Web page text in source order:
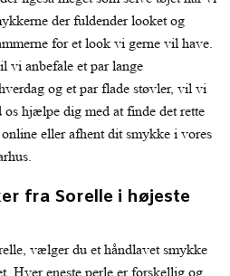
der fuldender looket og
for et look vi gerne vil have.
vi anbefale et par lange
og et par flade støvler, vil vi
hjælpe dig med at finde det rette
eller afhent dit smykke i vores
fra Sorelle i højeste
vælger du et håndlavet smykke
Hver eneste perle er forskellig og